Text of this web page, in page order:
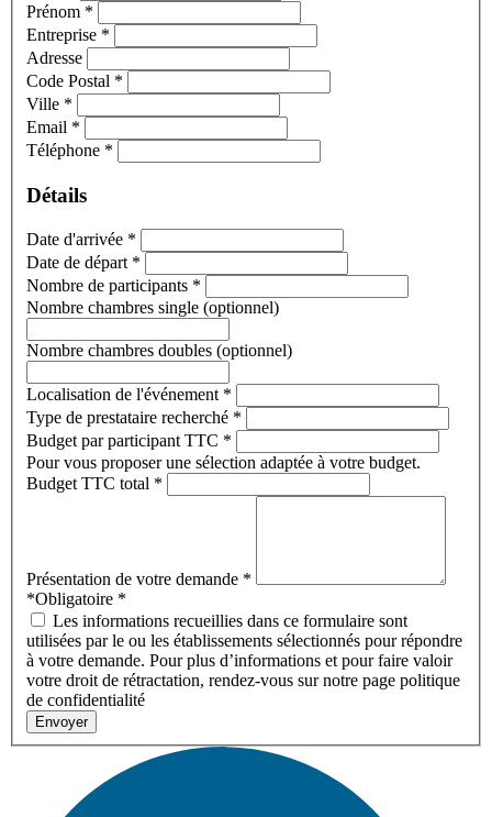
Prénom *
Entreprise *
Adresse
Code Postal *
Ville *
Email *
Téléphone *
Détails
Date d'arrivée *
Date de départ *
Nombre de participants *
Nombre chambres single (optionnel)
Nombre chambres doubles (optionnel)
Localisation de l'événement *
Type de prestataire recherché *
Budget par participant TTC *
Pour vous proposer une sélection adaptée à votre budget.
Budget TTC total *
Présentation de votre demande *
*Obligatoire *
Les informations recueillies dans ce formulaire sont
utilisées par le ou les établissements sélectionnés pour répondre
à votre demande. Pour plus d’informations et pour faire valoir
votre droit de rétractation, rendez-vous sur notre page politique
de confidentialité
Envoyer